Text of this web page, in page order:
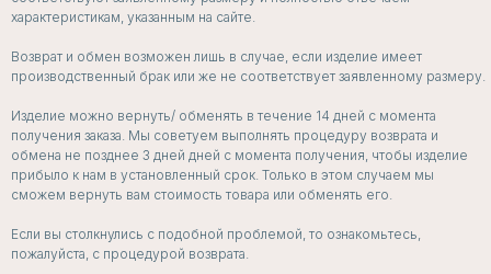
характеристикам, указанным на сайте.
Возврат и обмен возможен лишь в случае, если изделие имеет
производственный брак или же не соответствует заявленному размеру.
Изделие можно вернуть/ обменять в течение 14 дней с момента
получения заказа. Мы советуем выполнять процедуру возврата и
обмена не позднее 3 дней дней с момента получения, чтобы изделие
прибыло к нам в установленный срок. Только в этом случаем мы
сможем вернуть вам стоимость товара или обменять его.
Если вы столкнулись с подобной проблемой, то ознакомьтесь,
пожалуйста, с процедурой возврата.